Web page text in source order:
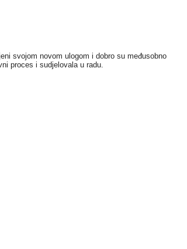
svojom novom ulogom i dobro su međusobno
proces i sudjelovala u radu.